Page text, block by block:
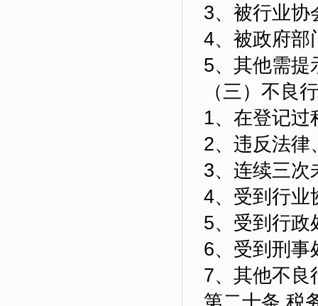
3、被行业协
4、被政府部
5、其他需提
（三）不良
1、在登记过
2、违反法律
3、连续三次
4、受到行业
5、受到行政
6、受到刑事
7、其他不良
第二十条 税